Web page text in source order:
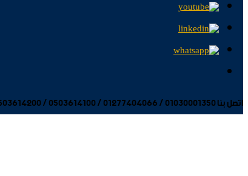
اتصل بنا 01030001350 / 01277404066 / 0503614100 / 0503614200 / 0503614300